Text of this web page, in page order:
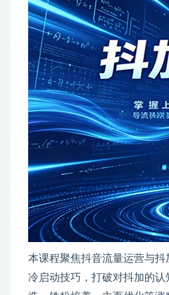
本课程聚焦抖音流量运营与
冷启动技巧，打破对抖加的